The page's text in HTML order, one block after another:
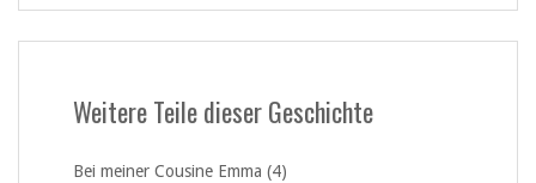
Weitere Teile dieser Geschichte
Bei meiner Cousine Emma (4)